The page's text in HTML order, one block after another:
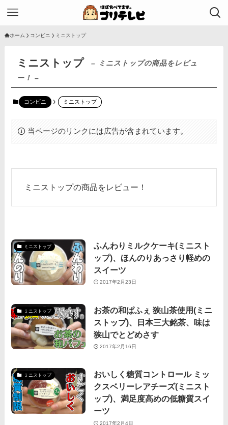
ホーム コンビニ ミニストップ
ミニストップ
– ミニストップの商品をレビュ
ー！ –
コンビニ ミニストップ
当ページのリンクには広告が含まれています。
ミニストップの商品をレビュー！
ミニストップ
ふんわりミルクケーキ(ミニスト
ップ)、ほんのりあっさり軽めの
スイーツ
2017年2月23日
ミニストップ
お茶の和ぱふぇ 狭山茶使用(ミニ
ストップ)、日本三大銘茶、味は
狭山でとどめさす
2017年2月16日
ミニストップ
おいしく糖質コントロール ミッ
クスベリーレアチーズ(ミニスト
ップ)、満足度高めの低糖質スイ
ーツ
2017年2月4日